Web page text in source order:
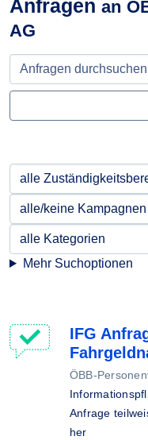
Anfragen an
AG
Mehr Suchoptionen
IFG
ÖBB-
Anfrage
her